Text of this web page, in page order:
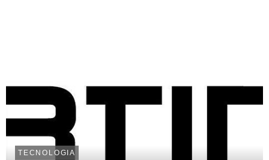
TECNOLOGIA